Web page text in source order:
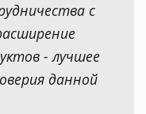
с
- лучшее
данной